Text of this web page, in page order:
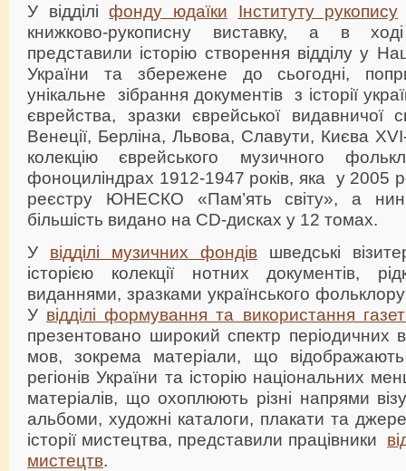
У відділіфонду юдаїки Інституту рукопису
книжково-рукописну виставку, а в ході
представили історію створення відділу у
України та збережене до сьогодні,
унікальне зібрання документів з історії
єврейства, зразки єврейської видавничої
Венеції, Берліна, Львова, Славути, Києва
колекцію єврейського музичного
фоноциліндрах 1912-1947 років, яка у 2005
реєстру ЮНЕСКО «Пам’ять світу», а
більшість видано на CD-дисках у 12 томах.
У відділі музичних фондів шведські
історією колекції нотних документів,
виданнями, зразками українського
У відділі формування та використання
презентовано широкий спектр періодичних
мов, зокрема матеріали, що відображають
регіонів України та історію національних
матеріалів, що охоплюють різні напрями
альбоми, художні каталоги, плакати та
історії мистецтва, представили працівники
мистецтв.